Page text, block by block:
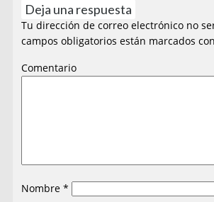
Deja una respuesta
Tu dirección de correo electrónico no
campos obligatorios están marcados
Comentario
Nombre*